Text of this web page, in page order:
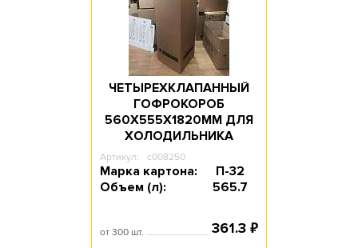
ЧЕТЫРЕХКЛАПАННЫЙ
ГОФРОКОРОБ
560Х555Х1820ММ ДЛЯ
ХОЛОДИЛЬНИКА
Артикул: c008250
Марка картона:
П-32
Объем (л):
565.7
от 300 шт. 361.3 ₽